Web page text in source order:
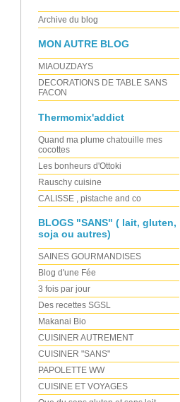
Archive du blog
MON AUTRE BLOG
MIAOUZDAYS
DECORATIONS DE TABLE SANS
FACON
Thermomix'addict
Quand ma plume chatouille mes
cocottes
Les bonheurs d'Ottoki
Rauschy cuisine
CALISSE , pistache and co
BLOGS "SANS" ( lait, gluten,
soja ou autres)
SAINES GOURMANDISES
Blog d'une Fée
3 fois par jour
Des recettes SGSL
Makanai Bio
CUISINER AUTREMENT
CUISINER "SANS"
PAPOLETTE WW
CUISINE ET VOYAGES